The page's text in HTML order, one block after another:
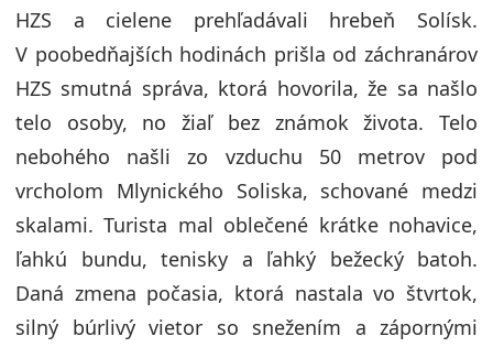
HZS a cielene prehľadávali hrebeň Solísk.
V poobedňajších hodinách prišla od záchranárov
HZS smutná správa, ktorá hovorila, že sa našlo
telo osoby, no žiaľ bez známok života. Telo
nebohého našli zo vzduchu 50 metrov pod
vrcholom Mlynického Soliska, schované medzi
skalami. Turista mal oblečené krátke nohavice,
ľahkú bundu, tenisky a ľahký bežecký batoh.
Daná zmena počasia, ktorá nastala vo štvrtok,
silný búrlivý vietor so snežením a zápornými